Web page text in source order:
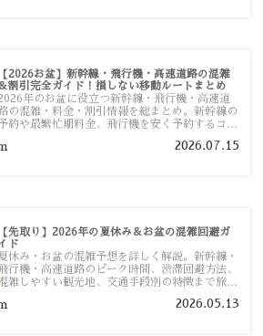
【2026お盆】新幹線・飛行機・高速道路の混雑
＆割引完全ガイド！損しない移動ルートまとめ
年のお盆に役立つ新幹線・飛行機・高速道
の混雑・料金・割引情報を総まとめ。新幹線の
約や最繁忙期料金、飛行機を安く予約するコ
移動方法を分かりやすく解説します。2026.07.15
【先取り】2026年の夏休み＆お盆の混雑回避ガ
ド
夏休み・お盆の混雑予想を詳しく解説。新幹線・
行機・高速道路のピーク時間、渋滞回避方法、
雑しやすい観光地、交通手段別の特徴まで旅行
2026.05.13